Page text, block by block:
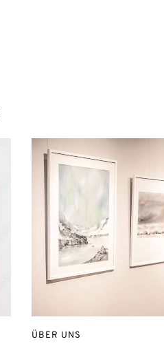
ÜBER UNS